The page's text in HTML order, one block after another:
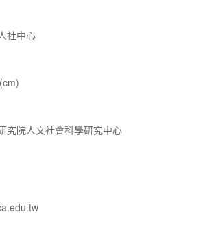
社中心
究院人文社會科學研究中心